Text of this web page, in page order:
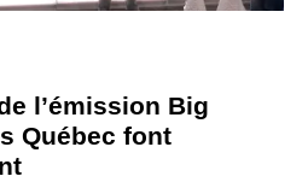
l’émission Big
Québec font